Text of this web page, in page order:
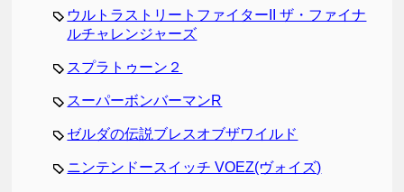
ウルトラストリートファイターII ザ・ファイナ
ルチャレンジャーズ
スプラトゥーン２
スーパーボンバーマンR
ゼルダの伝説ブレスオブザワイルド
ニンテンドースイッチ VOEZ(ヴォイズ)